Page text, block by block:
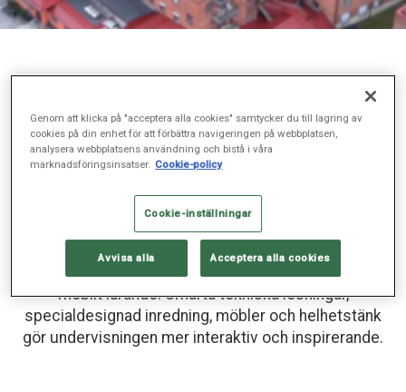
Interaktivt lärande på
Sophiahemmet Högskola
På Sophiahemmet Högskola erbjuds ett helt nytt
mobilt lärande. Smarta tekniska lösningar,
specialdesignad inredning, möbler och helhetstänk
gör undervisningen mer interaktiv och inspirerande.
Genom att klicka på "acceptera alla cookies" samtycker du till lagring av
cookies på din enhet för att förbättra navigeringen på webbplatsen,
analysera webbplatsens användning och bistå i våra
marknadsföringsinsatser. Cookie-policy
Cookie-inställningar
Avvisa alla Acceptera alla cookies